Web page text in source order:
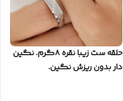
حلقه ست زیبا نقره ۸گرم. نگین
دار بدون ریزش نگین.